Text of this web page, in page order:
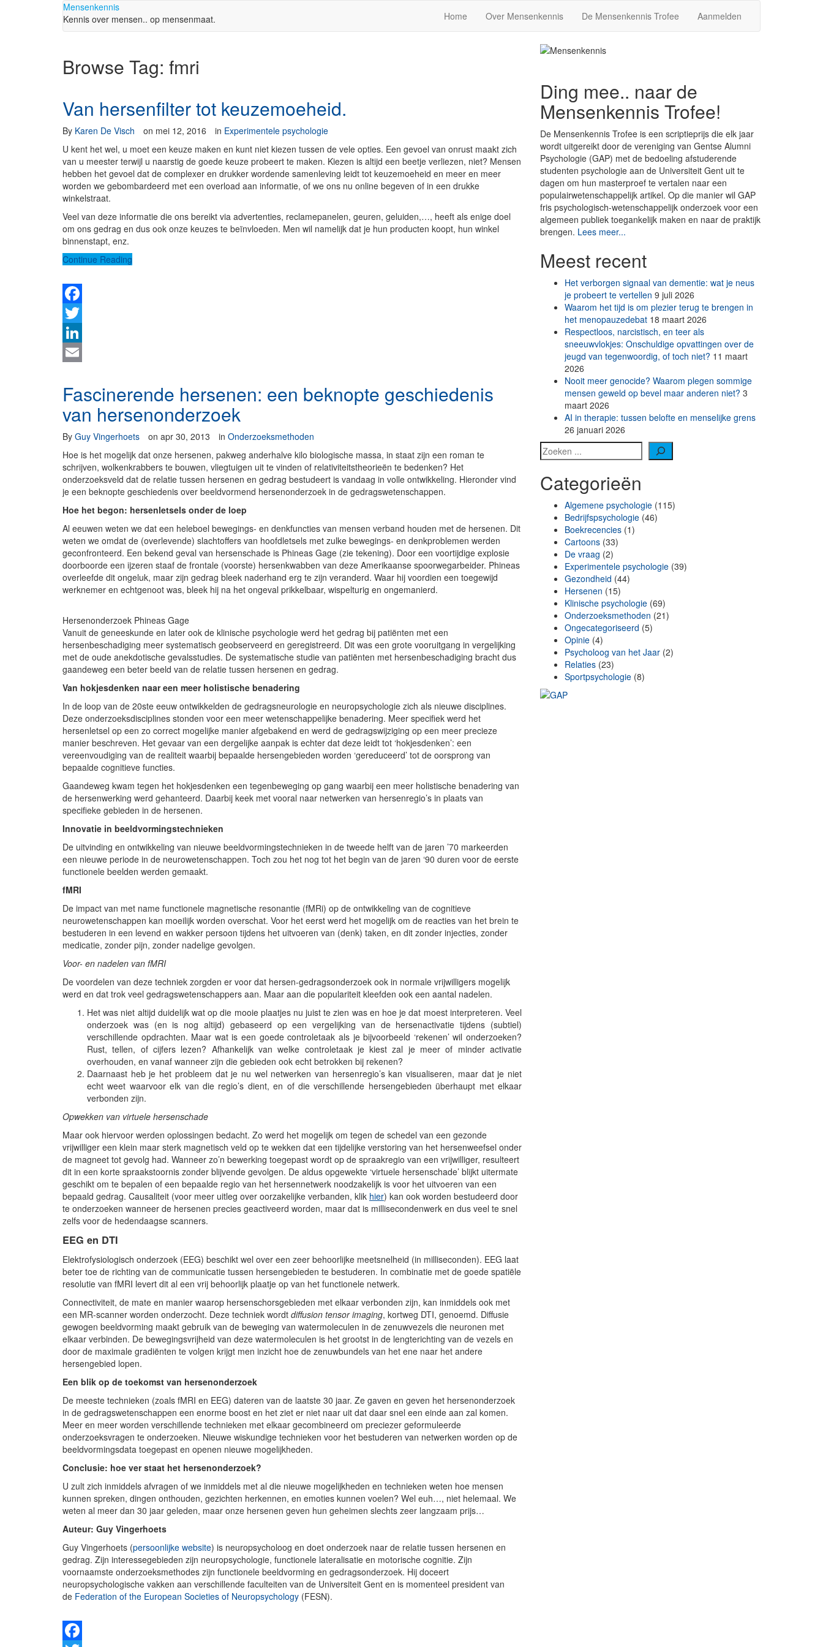
Mensenkennis
Kennis over mensen.. op mensenmaat.
Home Over Mensenkennis De Mensenkennis Trofee Aanmelden
Browse Tag: fmri
Van hersenfilter tot keuzemoeheid.
By Karen De Visch on mei 12, 2016 in Experimentele psychologie
U kent het wel, u moet een keuze maken en kunt niet kiezen tussen de vele opties. Een gevoel van onrust maakt zich
van u meester terwijl u naarstig de goede keuze probeert te maken. Kiezen is altijd een beetje verliezen, niet? Mensen
hebben het gevoel dat de complexer en drukker wordende samenleving leidt tot keuzemoeheid en meer en meer
worden we gebombardeerd met een overload aan informatie, of we ons nu online begeven of in een drukke
winkelstraat.
Veel van deze informatie die ons bereikt via advertenties, reclamepanelen, geuren, geluiden,…, heeft als enige doel
om ons gedrag en dus ook onze keuzes te beïnvloeden. Men wil namelijk dat je hun producten koopt, hun winkel
binnenstapt, enz.
Continue Reading
Facebook
Twitter
LinkedIn
Fascinerende hersenen: een beknopte geschiedenis
van hersenonderzoek
By Guy Vingerhoets on apr 30, 2013 in Onderzoeksmethoden
Hoe is het mogelijk dat onze hersenen, pakweg anderhalve kilo biologische massa, in staat zijn een roman te
schrijven, wolkenkrabbers te bouwen, vliegtuigen uit te vinden of relativiteitstheorieën te bedenken? Het
onderzoeksveld dat de relatie tussen hersenen en gedrag bestudeert is vandaag in volle ontwikkeling. Hieronder vind
je een beknopte geschiedenis over beeldvormend hersenonderzoek in de gedragswetenschappen.
Hoe het begon: hersenletsels onder de loep
Al eeuwen weten we dat een heleboel bewegings- en denkfuncties van mensen verband houden met de hersenen. Dit
weten we omdat de (overlevende) slachtoffers van hoofdletsels met zulke bewegings- en denkproblemen werden
geconfronteerd. Een bekend geval van hersenschade is Phineas Gage (zie tekening). Door een voortijdige explosie
doorboorde een ijzeren staaf de frontale (voorste) hersenkwabben van deze Amerikaanse spoorwegarbeider. Phineas
overleefde dit ongeluk, maar zijn gedrag bleek naderhand erg te zijn veranderd. Waar hij voordien een toegewijd
werknemer en echtgenoot was, bleek hij na het ongeval prikkelbaar, wispelturig en ongemanierd.
Hersenonderzoek Phineas Gage
Vanuit de geneeskunde en later ook de klinische psychologie werd het gedrag bij patiënten met een
hersenbeschadiging meer systematisch geobserveerd en geregistreerd. Dit was een grote vooruitgang in vergelijking
met de oude anekdotische gevalsstudies. De systematische studie van patiënten met hersenbeschadiging bracht dus
gaandeweg een beter beeld van de relatie tussen hersenen en gedrag.
Van hokjesdenken naar een meer holistische benadering
In de loop van de 20ste eeuw ontwikkelden de gedragsneurologie en neuropsychologie zich als nieuwe disciplines.
Deze onderzoeksdisciplines stonden voor een meer wetenschappelijke benadering. Meer specifiek werd het
hersenletsel op een zo correct mogelijke manier afgebakend en werd de gedragswijziging op een meer precieze
manier beschreven. Het gevaar van een dergelijke aanpak is echter dat deze leidt tot ‘hokjesdenken’: een
vereenvoudiging van de realiteit waarbij bepaalde hersengebieden worden ‘gereduceerd’ tot de oorsprong van
bepaalde cognitieve functies.
Gaandeweg kwam tegen het hokjesdenken een tegenbeweging op gang waarbij een meer holistische benadering van
de hersenwerking werd gehanteerd. Daarbij keek met vooral naar netwerken van hersenregio’s in plaats van
specifieke gebieden in de hersenen.
Innovatie in beeldvormingstechnieken
De uitvinding en ontwikkeling van nieuwe beeldvormingstechnieken in de tweede helft van de jaren ’70 markeerden
een nieuwe periode in de neurowetenschappen. Toch zou het nog tot het begin van de jaren ‘90 duren voor de eerste
functionele beelden werden gemaakt.
fMRI
De impact van met name functionele magnetische resonantie (fMRi) op de ontwikkeling van de cognitieve
neurowetenschappen kan moeilijk worden overschat. Voor het eerst werd het mogelijk om de reacties van het brein te
bestuderen in een levend en wakker persoon tijdens het uitvoeren van (denk) taken, en dit zonder injecties, zonder
medicatie, zonder pijn, zonder nadelige gevolgen.
Voor- en nadelen van fMRI
De voordelen van deze techniek zorgden er voor dat hersen-gedragsonderzoek ook in normale vrijwilligers mogelijk
werd en dat trok veel gedragswetenschappers aan. Maar aan die populariteit kleefden ook een aantal nadelen.
Het was niet altijd duidelijk wat op die mooie plaatjes nu juist te zien was en hoe je dat moest interpreteren. Veel
onderzoek was (en is nog altijd) gebaseerd op een vergelijking van de hersenactivatie tijdens (subtiel)
verschillende opdrachten. Maar wat is een goede controletaak als je bijvoorbeeld ‘rekenen’ wil onderzoeken?
Rust, tellen, of cijfers lezen? Afhankelijk van welke controletaak je kiest zal je meer of minder activatie
overhouden, en vanaf wanneer zijn die gebieden ook echt betrokken bij rekenen?
Daarnaast heb je het probleem dat je nu wel netwerken van hersenregio’s kan visualiseren, maar dat je niet
echt weet waarvoor elk van die regio’s dient, en of die verschillende hersengebieden überhaupt met elkaar
verbonden zijn.
Opwekken van virtuele hersenschade
Maar ook hiervoor werden oplossingen bedacht. Zo werd het mogelijk om tegen de schedel van een gezonde
vrijwilliger een klein maar sterk magnetisch veld op te wekken dat een tijdelijke verstoring van het hersenweefsel onder
de magneet tot gevolg had. Wanneer zo’n bewerking toegepast wordt op de spraakregio van een vrijwilliger, resulteert
dit in een korte spraakstoornis zonder blijvende gevolgen. De aldus opgewekte ‘virtuele hersenschade’ blijkt uitermate
geschikt om te bepalen of een bepaalde regio van het hersennetwerk noodzakelijk is voor het uitvoeren van een
bepaald gedrag. Causaliteit (voor meer uitleg over oorzakelijke verbanden, klik hier) kan ook worden bestudeerd door
te onderzoeken wanneer de hersenen precies geactiveerd worden, maar dat is millisecondenwerk en dus veel te snel
zelfs voor de hedendaagse scanners.
EEG en DTI
Elektrofysiologisch onderzoek (EEG) beschikt wel over een zeer behoorlijke meetsnelheid (in milliseconden). EEG laat
beter toe de richting van de communicatie tussen hersengebieden te bestuderen. In combinatie met de goede spatiële
resolutie van fMRI levert dit al een vrij behoorlijk plaatje op van het functionele netwerk.
Connectiviteit, de mate en manier waarop hersenschorsgebieden met elkaar verbonden zijn, kan inmiddels ook met
een MR-scanner worden onderzocht. Deze techniek wordt diffusion tensor imaging, kortweg DTI, genoemd. Diffusie
gewogen beeldvorming maakt gebruik van de beweging van watermoleculen in de zenuwvezels die neuronen met
elkaar verbinden. De bewegingsvrijheid van deze watermoleculen is het grootst in de lengterichting van de vezels en
door de maximale gradiënten te volgen krijgt men inzicht hoe de zenuwbundels van het ene naar het andere
hersengebied lopen.
Een blik op de toekomst van hersenonderzoek
De meeste technieken (zoals fMRI en EEG) dateren van de laatste 30 jaar. Ze gaven en geven het hersenonderzoek
in de gedragswetenschappen een enorme boost en het ziet er niet naar uit dat daar snel een einde aan zal komen.
Meer en meer worden verschillende technieken met elkaar gecombineerd om preciezer geformuleerde
onderzoeksvragen te onderzoeken. Nieuwe wiskundige technieken voor het bestuderen van netwerken worden op de
beeldvormingsdata toegepast en openen nieuwe mogelijkheden.
Conclusie: hoe ver staat het hersenonderzoek?
U zult zich inmiddels afvragen of we inmiddels met al die nieuwe mogelijkheden en technieken weten hoe mensen
kunnen spreken, dingen onthouden, gezichten herkennen, en emoties kunnen voelen? Wel euh…, niet helemaal. We
weten al meer dan 30 jaar geleden, maar onze hersenen geven hun geheimen slechts zeer langzaam prijs…
Auteur: Guy Vingerhoets
Guy Vingerhoets (persoonlijke website) is neuropsycholoog en doet onderzoek naar de relatie tussen hersenen en
gedrag. Zijn interessegebieden zijn neuropsychologie, functionele lateralisatie en motorische cognitie. Zijn
voornaamste onderzoeksmethodes zijn functionele beeldvorming en gedragsonderzoek. Hij doceert
neuropsychologische vakken aan verschillende faculteiten van de Universiteit Gent en is momenteel president van
de Federation of the European Societies of Neuropsychology (FESN).
Ding mee.. naar de
Mensenkennis Trofee!
De Mensenkennis Trofee is een scriptieprijs die elk jaar
wordt uitgereikt door de vereniging van Gentse Alumni
Psychologie (GAP) met de bedoeling afstuderende
studenten psychologie aan de Universiteit Gent uit te
dagen om hun masterproef te vertalen naar een
populairwetenschappelijk artikel. Op die manier wil GAP
fris psychologisch-wetenschappelijk onderzoek voor een
algemeen publiek toegankelijk maken en naar de praktijk
brengen. Lees meer...
Meest recent
Het verborgen signaal van dementie: wat je neus
je probeert te vertellen 9 juli 2026
Waarom het tijd is om plezier terug te brengen in
het menopauzedebat 18 maart 2026
Respectloos, narcistisch, en teer als
sneeuwvlokjes: Onschuldige opvattingen over de
jeugd van tegenwoordig, of toch niet? 11 maart
2026
Nooit meer genocide? Waarom plegen sommige
mensen geweld op bevel maar anderen niet? 3
maart 2026
AI in therapie: tussen belofte en menselijke grens
26 januari 2026
Zoeken
Categorieën
Algemene psychologie (115)
Bedrijfspsychologie (46)
Boekrecencies (1)
Cartoons (33)
De vraag (2)
Experimentele psychologie (39)
Gezondheid (44)
Hersenen (15)
Klinische psychologie (69)
Onderzoeksmethoden (21)
Ongecategoriseerd (5)
Opinie (4)
Psycholoog van het Jaar (2)
Relaties (23)
Sportpsychologie (8)